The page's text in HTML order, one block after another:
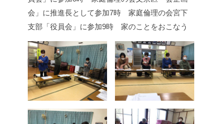
会」に推進長として参加7時 家庭倫理の会宮下
支部「役員会」に参加9時 家のことをおこなう